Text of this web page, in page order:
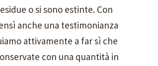
o si sono estinte. Con
anche una testimonianza
attivamente a far sì che
con una quantità in